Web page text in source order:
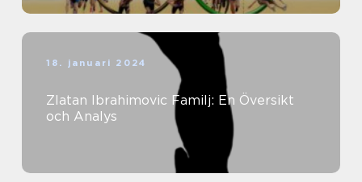
18. januari 2024
Zlatan Ibrahimovic Familj: En Översikt
och Analys